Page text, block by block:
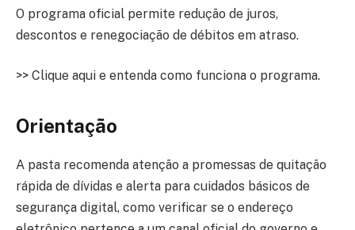
O programa oficial permite redução de juros,
descontos e renegociação de débitos em atraso.
>> Clique aqui e entenda como funciona o programa.
Orientação
A pasta recomenda atenção a promessas de quitação
rápida de dívidas e alerta para cuidados básicos de
segurança digital, como verificar se o endereço